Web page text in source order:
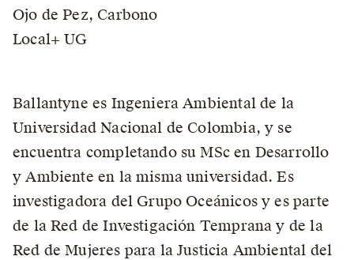
Ojo de Pez, Carbono
Local+ UG
Ballantyne es Ingeniera Ambiental de la
Universidad Nacional de Colombia, y se
encuentra completando su MSc en Desarrollo
y Ambiente en la misma universidad. Es
investigadora del Grupo Oceánicos y es parte
de la Red de Investigación Temprana y de la
Red de Mujeres para la Justicia Ambiental del